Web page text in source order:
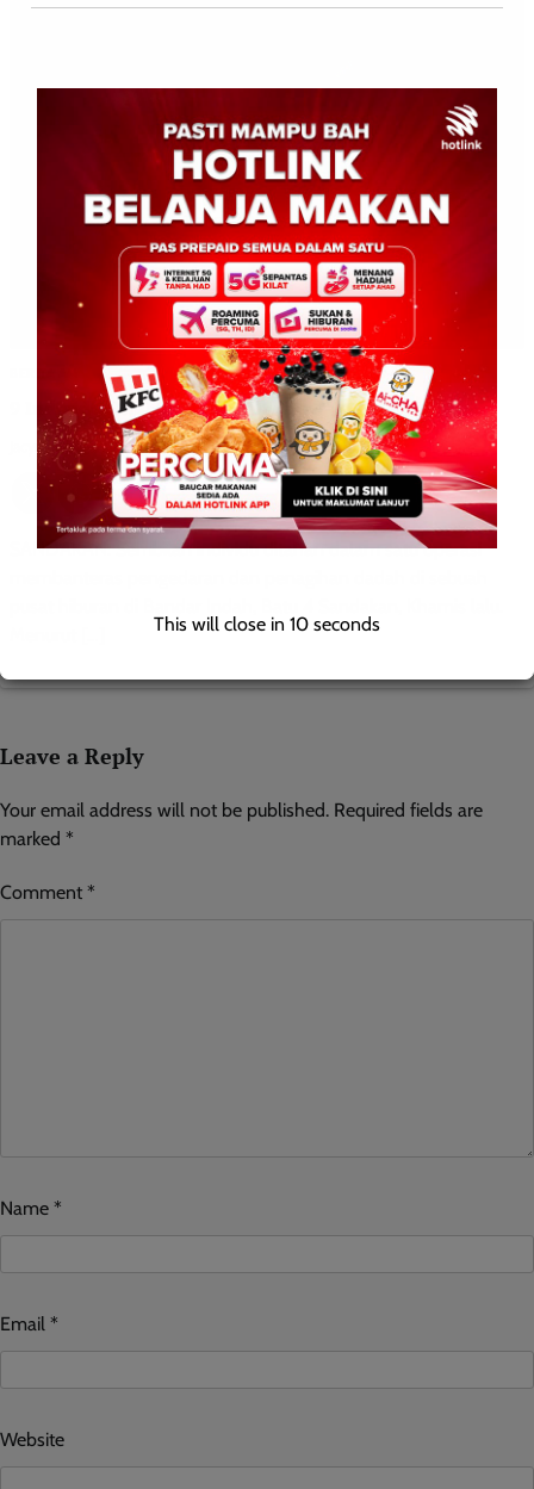
9 Individu Ditahan Positif Dadah
Jacyntha January 31, 2026 0
SANDAKAN: Sembilan individu ditahan dalam satu operasi
Leave a Reply
Your email address will not be published. Required fields are
marked *
Comment *
Name *
Email *
Website
This will close in9seconds